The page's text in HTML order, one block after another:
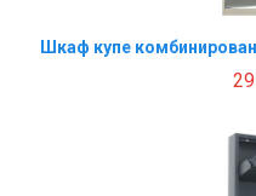
Шкаф купе